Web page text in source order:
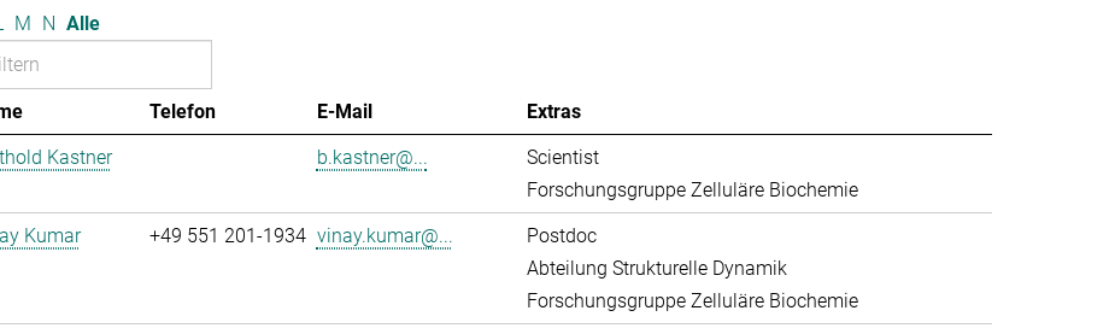
M N Alle
Telefon E-Mail
Extras
Kastner
b.kastner@...
Scientist
Forschungsgruppe Zelluläre Biochemie
Kumar
+49 551 201-1934 vinay.kumar@...
Postdoc
Abteilung Strukturelle Dynamik
Forschungsgruppe Zelluläre Biochemie